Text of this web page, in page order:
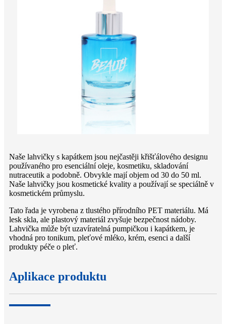
Naše lahvičky s kapátkem jsou nejčastěji křišťálového designu
používaného pro esenciální oleje, kosmetiku, skladování
nutraceutik a podobně. Obvykle mají objem od 30 do 50 ml.
Naše lahvičky jsou kosmetické kvality a používají se speciálně v
kosmetickém průmyslu.
Tato řada je vyrobena z tlustého přírodního PET materiálu. Má
lesk skla, ale plastový materiál zvyšuje bezpečnost nádoby.
Lahvička může být uzavíratelná pumpičkou i kapátkem, je
vhodná pro tonikum, pleťové mléko, krém, esenci a další
produkty péče o pleť.
Aplikace produktu